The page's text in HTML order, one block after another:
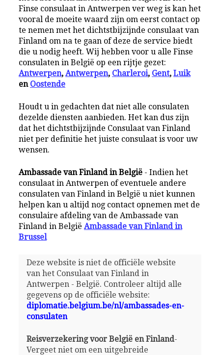
Finse consulaat in Antwerpen ver weg is kan het
vooral de moeite waard zijn om eerst contact op
te nemen met het dichtstbijzijnde consulaat van
Finland om na te gaan of deze de service biedt
die u nodig heeft. Wij hebben voor u alle Finse
consulaten in België op een rijtje gezet:
Antwerpen,Antwerpen, Charleroi, Gent,Luik
en Oostende
Houdt u in gedachten dat niet alle consulaten
dezelde diensten aanbieden. Het kan dus zijn
dat het dichtstbijzijnde Consulaat van Finland
niet per definitie het juiste consulaat is voor uw
wensen.
Ambassade van Finland in België - Indien het
consulaat in Antwerpen of eventuele andere
consulaten van Finland in België u niet kunnen
helpen kan u altijd nog contact opnemen met de
consulaire afdeling van de Ambassade van
Finland in België Ambassade van Finland in
Brussel
Deze website is niet de officiële website
van het Consulaat van Finland in
Antwerpen - België. Controleer altijd alle
gegevens op de officiële website:
diplomatie.belgium.be/nl/ambassades-en-
consulaten
Reisverzekering voor België en Finland-
Vergeet niet om een uitgebreide